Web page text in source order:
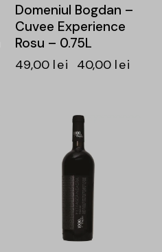
Domeniul Bogdan –
Cuvee Experience
Rosu – 0.75L
49,00 lei 40,00 lei